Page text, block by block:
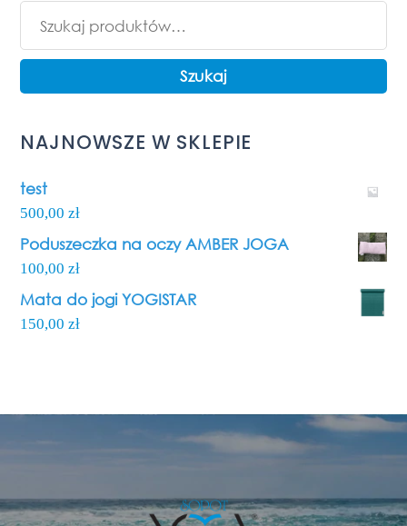
Szukaj
NAJNOWSZE W SKLEPIE
test
500,00zł
Poduszeczka na oczy AMBER JOGA
100,00zł
Mata do jogi YOGISTAR
150,00zł